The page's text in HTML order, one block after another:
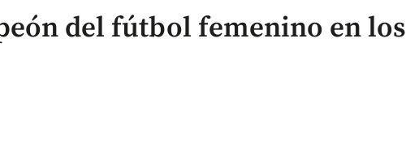
del fútbol femenino en los